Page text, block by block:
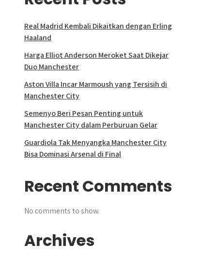
Real Madrid Kembali Dikaitkan dengan Erling
Haaland
Harga Elliot Anderson Meroket Saat Dikejar
Duo Manchester
Aston Villa Incar Marmoush yang Tersisih di
Manchester City
Semenyo Beri Pesan Penting untuk
Manchester City dalam Perburuan Gelar
Guardiola Tak Menyangka Manchester City
Bisa Dominasi Arsenal di Final
Recent Comments
No comments to show.
Archives